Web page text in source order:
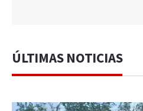
ÚLTIMAS NOTICIAS